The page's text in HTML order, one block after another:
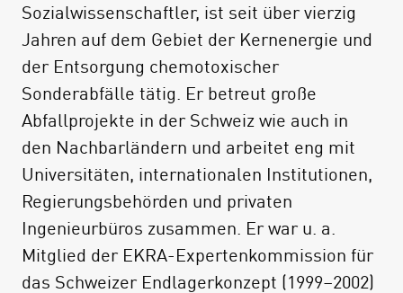
Sozialwissenschaftler, ist seit über vierzig
Jahren auf dem Gebiet der Kernenergie und
der Entsorgung chemotoxischer
Sonderabfälle tätig. Er betreut große
Abfallprojekte in der Schweiz wie auch in
den Nachbarländern und arbeitet eng mit
Universitäten, internationalen Institutionen,
Regierungsbehörden und privaten
Ingenieurbüros zusammen. Er war u. a.
Mitglied der EKRA-Expertenkommission für
das Schweizer Endlagerkonzept (1999–2002)